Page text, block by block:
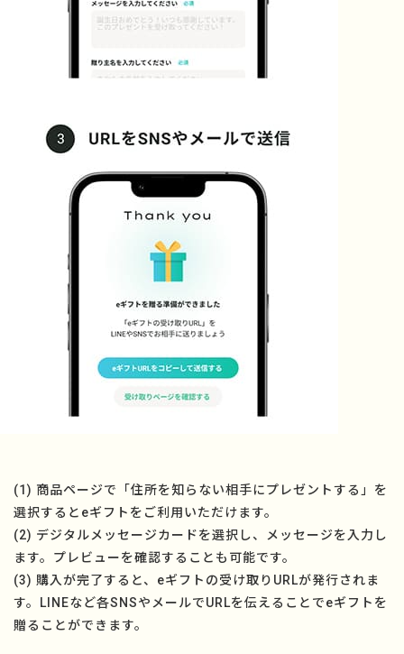
(1) 商品ページで「住所を知らない相手にプレゼントする」を
選択するとeギフトをご利用いただけます。
(2) デジタルメッセージカードを選択し、メッセージを入力し
ます。プレビューを確認することも可能です。
(3) 購入が完了すると、eギフトの受け取りURLが発行されま
す。LINEなど各SNSやメールでURLを伝えることでeギフトを
贈ることができます。